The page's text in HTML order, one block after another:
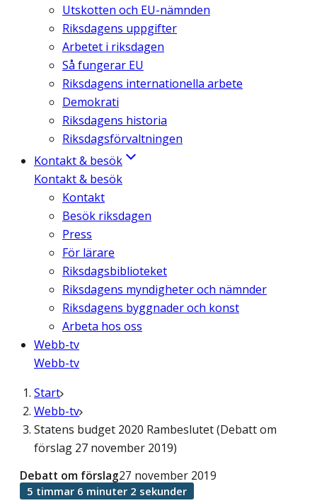
Utskotten och EU-nämnden
Riksdagens uppgifter
Arbetet i riksdagen
Så fungerar EU
Riksdagens internationella arbete
Demokrati
Riksdagens historia
Riksdagsförvaltningen
Kontakt & besök
Kontakt & besök
Kontakt
Besök riksdagen
Press
För lärare
Riksdagsbiblioteket
Riksdagens myndigheter och nämnder
Riksdagens byggnader och konst
Arbeta hos oss
Webb-tv
Webb-tv
Start
Webb-tv
Statens budget 2020 Rambeslutet (Debatt om
förslag 27 november 2019)
Debatt om förslag27 november 2019
5 timmar 6 minuter 2 sekunder